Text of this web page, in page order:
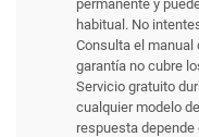
permanente y
habitual. No
Consulta el manual
garantía no cubre
Servicio gratuito
cualquier modelo
respuesta